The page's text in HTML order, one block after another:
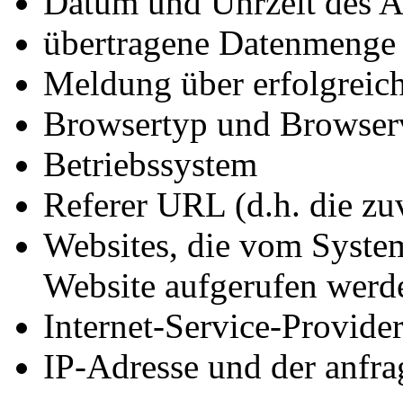
übertragene Datenmenge
Meldung über
Browsertyp und
Betriebssystem
Referer URL (d.h. die
Websites, die vom
Website aufgerufen
Internet-Service-
IP-Adresse und der